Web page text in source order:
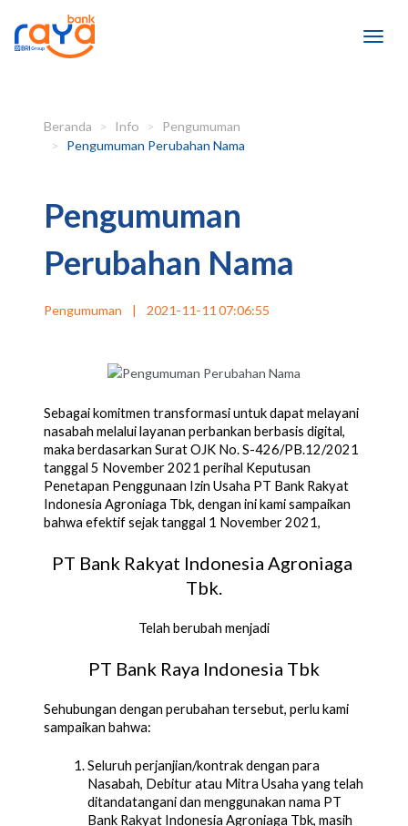
Beranda Info
Pengumuman
Pengumuman Perubahan Nama
Pengumuman
Perubahan Nama
Pengumuman | 2021-11-11 07:06:55
Sebagai komitmen transformasi untuk dapat melayani
nasabah melalui layanan perbankan berbasis digital,
maka berdasarkan Surat OJK No. S-426/PB.12/2021
tanggal 5 November 2021 perihal Keputusan
Penetapan Penggunaan Izin Usaha PT Bank Rakyat
Indonesia Agroniaga Tbk, dengan ini kami sampaikan
bahwa efektif sejak tanggal 1 November 2021,
PT Bank Rakyat Indonesia Agroniaga
Tbk.
Telah berubah menjadi
PT Bank Raya Indonesia Tbk
Sehubungan dengan perubahan tersebut, perlu kami
sampaikan bahwa:
Seluruh perjanjian/kontrak dengan para
Nasabah, Debitur atau Mitra Usaha yang telah
ditandatangani dan menggunakan nama PT
Bank Rakyat Indonesia Agroniaga Tbk, masih